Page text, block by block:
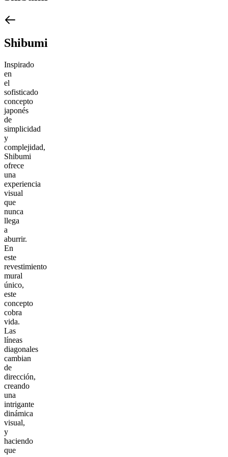
Shibumi
Inspirado
en
el
sofisticado
concepto
japonés
de
simplicidad
y
complejidad,
Shibumi
ofrece
una
experiencia
visual
que
nunca
llega
a
aburrir.
En
este
revestimiento
mural
único,
este
concepto
cobra
vida.
Las
líneas
diagonales
cambian
de
dirección,
creando
una
intrigante
dinámica
visual,
y
haciendo
que